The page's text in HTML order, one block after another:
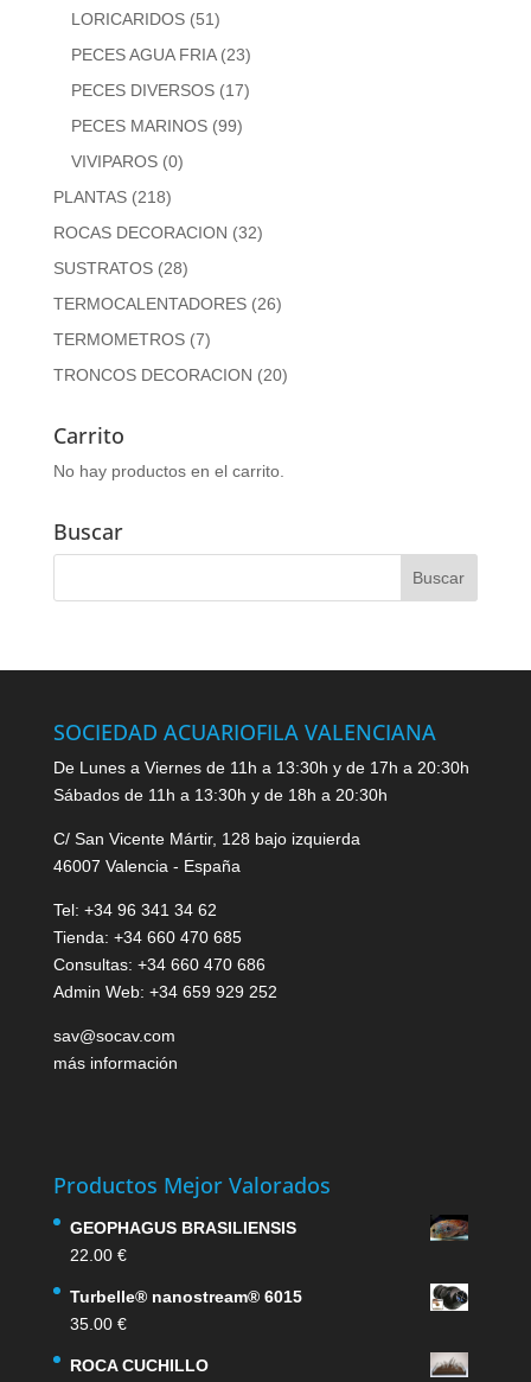
LORICARIDOS (51)
PECES AGUA FRIA (23)
PECES DIVERSOS (17)
PECES MARINOS (99)
VIVIPAROS (0)
PLANTAS (218)
ROCAS DECORACION (32)
SUSTRATOS (28)
TERMOCALENTADORES (26)
TERMOMETROS (7)
TRONCOS DECORACION (20)
Carrito
No hay productos en el carrito.
Buscar
SOCIEDAD ACUARIOFILA VALENCIANA
De Lunes a Viernes de 11h a 13:30h y de 17h a 20:30h
Sábados de 11h a 13:30h y de 18h a 20:30h
C/ San Vicente Mártir, 128 bajo izquierda
46007 Valencia - España
Tel: +34 96 341 34 62
Tienda: +34 660 470 685
Consultas: +34 660 470 686
Admin Web: +34 659 929 252
sav@socav.com
más información
Productos Mejor Valorados
GEOPHAGUS BRASILIENSIS
22.00 €
Turbelle® nanostream® 6015
35.00 €
ROCA CUCHILLO